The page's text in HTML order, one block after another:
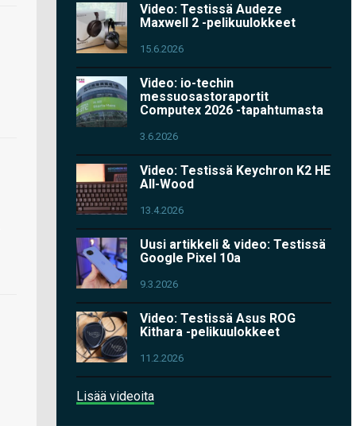
Video: Testissä Audeze
Maxwell 2 -pelikuulokkeet
15.6.2026
Video: io-techin
messuosastoraportit
Computex 2026 -tapahtumasta
3.6.2026
Video: Testissä Keychron K2 HE
All-Wood
13.4.2026
Uusi artikkeli & video: Testissä
Google Pixel 10a
9.3.2026
Video: Testissä Asus ROG
Kithara -pelikuulokkeet
11.2.2026
Lisää videoita